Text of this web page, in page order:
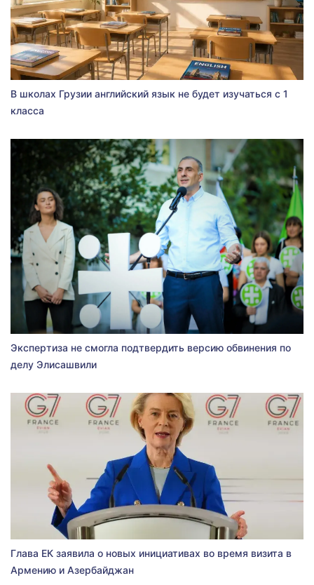
В школах Грузии английский язык не будет изучаться с 1
класса
Экспертиза не смогла подтвердить версию обвинения по
делу Элисашвили
Глава ЕК заявила о новых инициативах во время визита в
Армению и Азербайджан